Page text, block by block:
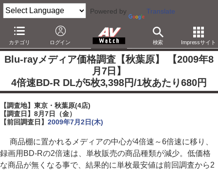
Powered by Translate
カテゴリ ログイン 検索 Impressサイト
AV Watch 製品 記録メディア BD
Blu-rayメディア価格調査【秋葉原】 【2009年8
月7日】
4倍速BD-R DLが5枚3,398円/1枚あたり680円
【調査地】東京・秋葉原(4店)
【調査日】8月7日（金）
【前回調査日】 2009年7月2日(木)
商品棚に置かれるメディアの中心が4倍速～6倍速に移り、
録画用BD-Rの2倍速は、単枚販売の商品種類が減少。低価格
な商品が無くなる事で、結果的に単枚最安値は前回調査から2